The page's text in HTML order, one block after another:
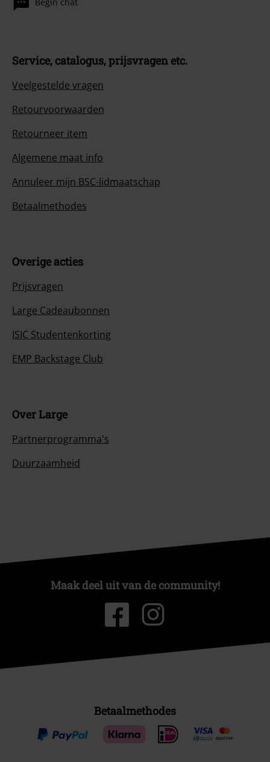
Service, catalogus, prijsvragen etc.
Veelgestelde vragen
Retourvoorwaarden
Retourneer item
Algemene maat info
Annuleer mijn BSC-lidmaatschap
Betaalmethodes
Overige acties
Prijsvragen
Large Cadeaubonnen
ISIC Studentenkorting
EMP Backstage Club
Over Large
Partnerprogramma's
Duurzaamheid
Maak deel uit van de community!
Betaalmethodes